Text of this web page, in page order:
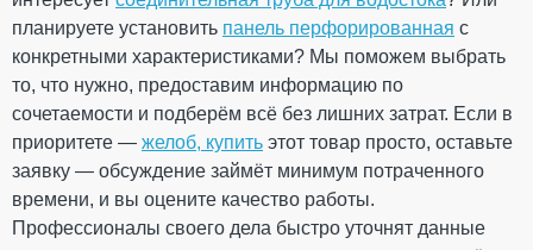
ПРОДОЛЖИТЬ ПОКУПКИ
Кронштейн трубы 75мм
(Rainway 90) зеленый
На складе
планируете установить панель перфорированная с
конкретными характеристиками? Мы поможем выбрать
то, что нужно, предоставим информацию по
сочетаемости и подберём всё без лишних затрат. Если в
приоритете — желоб, купить этот товар просто, оставьте
заявку — обсуждение займёт минимум потраченного
времени, и вы оцените качество работы.
Профессионалы своего дела быстро уточнят данные